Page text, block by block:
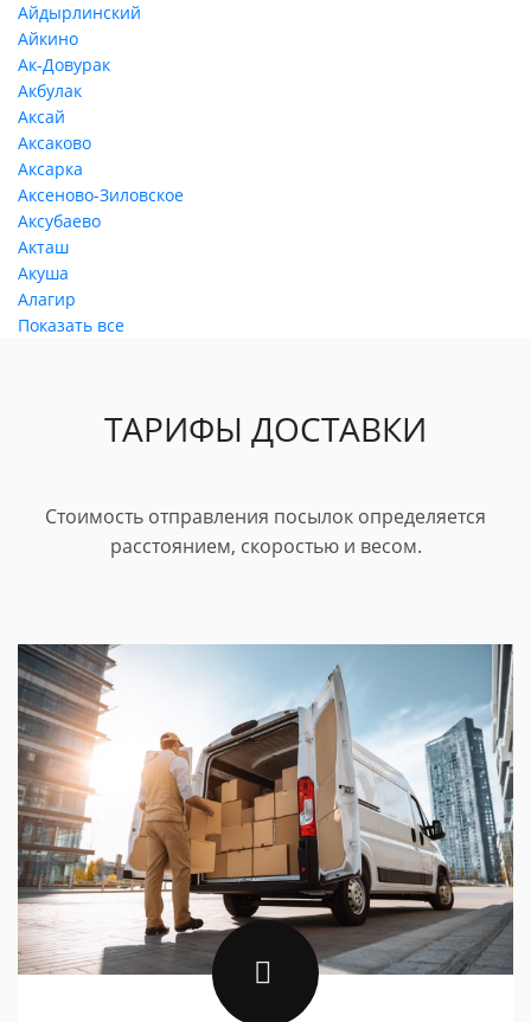
Айдырлинский
Айкино
Ак-Довурак
Акбулак
Аксай
Аксаково
Аксарка
Аксеново-Зиловское
Аксубаево
Акташ
Акуша
Алагир
Показать все
ТАРИФЫ ДОСТАВКИ
Стоимость отправления посылок определяется
расстоянием, скоростью и весом.